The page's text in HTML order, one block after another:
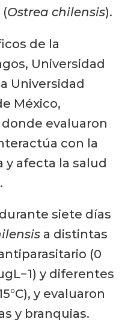
Ostrea chilensis).
de la
Universidad
Universidad
México,
evaluaron
con la
afecta la salud
siete días
a distintas
(0
y diferentes
y evaluaron
y branquias.